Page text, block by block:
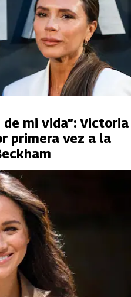
mi vida”: Victoria
primera vez a la